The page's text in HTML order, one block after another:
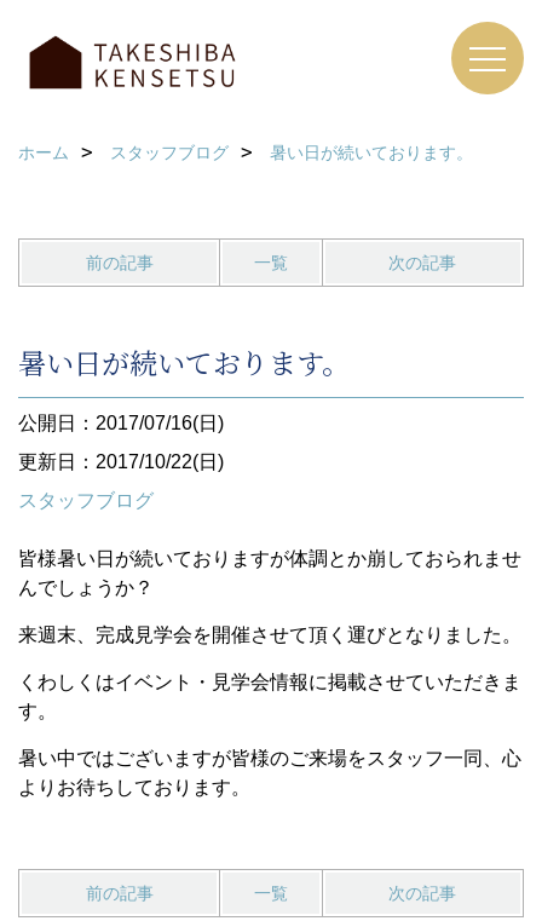
ホーム スタッフブログ 暑い日が続いております。
前の記事 一覧 次の記事
暑い日が続いております。
公開日：2017/07/16(日)
更新日：2017/10/22(日)
スタッフブログ
皆様暑い日が続いておりますが体調とか崩しておられませ
んでしょうか？
来週末、完成見学会を開催させて頂く運びとなりました。
くわしくはイベント・見学会情報に掲載させていただきま
す。
暑い中ではございますが皆様のご来場をスタッフ一同、心
よりお待ちしております。
前の記事 一覧 次の記事